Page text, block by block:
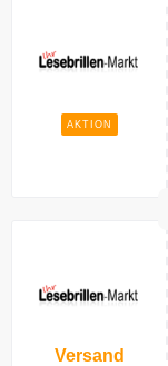
AKTION
Versand